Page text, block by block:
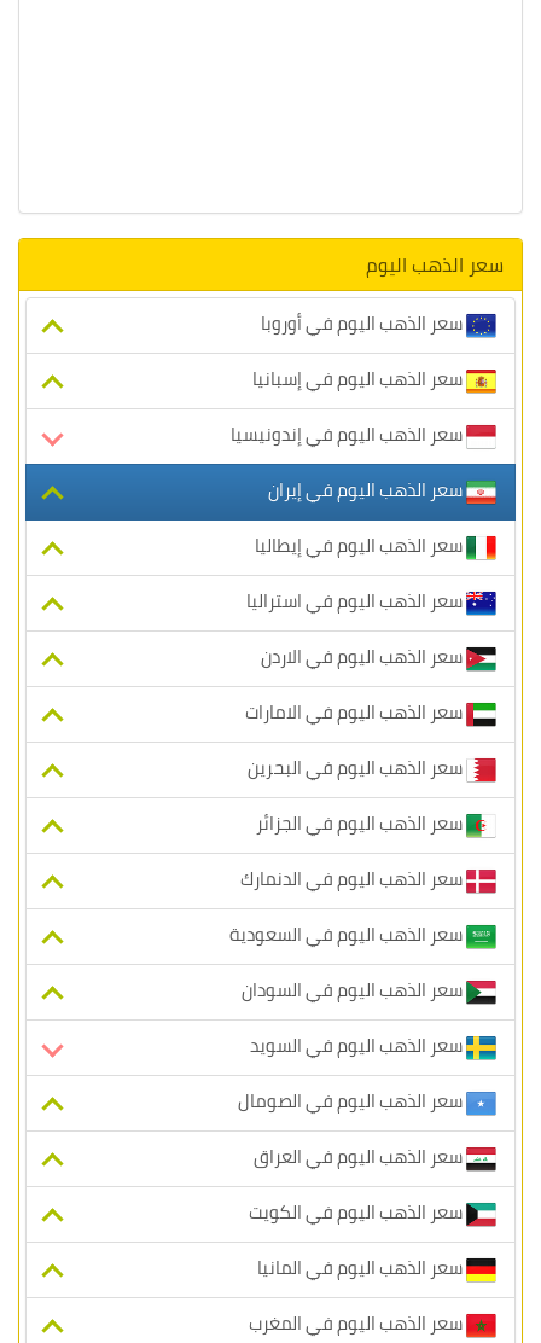
سعر الذهب اليوم
سعر الذهب اليوم في أوروبا
سعر الذهب اليوم في إسبانيا
سعر الذهب اليوم في إندونيسيا
سعر الذهب اليوم في إيران
سعر الذهب اليوم في إيطاليا
سعر الذهب اليوم في استراليا
سعر الذهب اليوم في الاردن
سعر الذهب اليوم في الامارات
سعر الذهب اليوم في البحرين
سعر الذهب اليوم في الجزائر
سعر الذهب اليوم في الدنمارك
سعر الذهب اليوم في السعودية
سعر الذهب اليوم في السودان
سعر الذهب اليوم في السويد
سعر الذهب اليوم في الصومال
سعر الذهب اليوم في العراق
سعر الذهب اليوم في الكويت
سعر الذهب اليوم في المانيا
سعر الذهب اليوم في المغرب